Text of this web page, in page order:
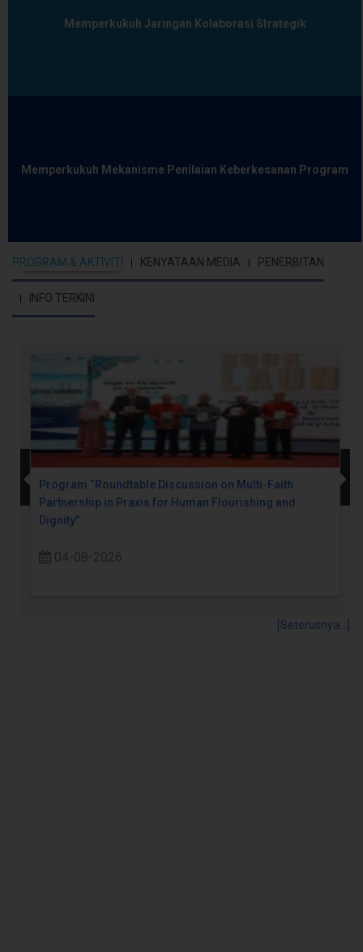
Memperkukuh Jaringan Kolaborasi Strategik
Memperkukuh Mekanisme Penilaian Keberkesanan Program
PROGRAM & AKTIVITI KENYATAAN MEDIA PENERBITAN
INFO TERKINI
Program “Roundtable Discussion on Multi-Faith
Partnership in Praxis for Human Flourishing and
Dignity”
04-08-2026
[Seterusnya...]